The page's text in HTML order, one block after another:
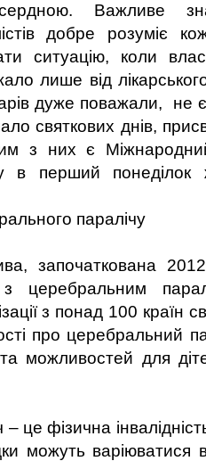
Важливе
добре розуміє
ситуацію, коли
лише від
дуже поважали, не
святкових днів,
з них є
в перший понеділок
паралічу
започаткована
з понад 100 країн
про церебральний
можливостей для
це фізична
можуть варіюватися